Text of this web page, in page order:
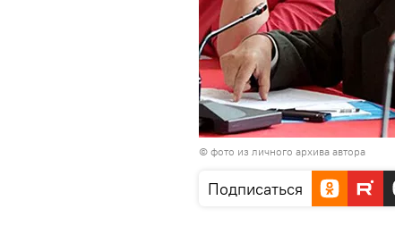
© фото из личного архива автора
Подписаться